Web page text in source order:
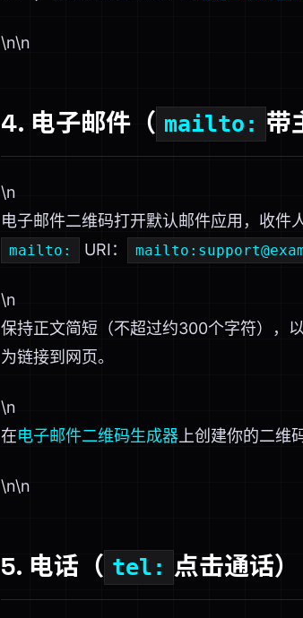
\n\n
4. 电子邮件（ mailto: 带
\n
电子邮件二维码打开默认邮件应用，收件
mailto: URI：
\n
保持正文简短（不超过约300个字符），
为链接到网页。
\n
在电子邮件二维码生成器 上创建你的二维
\n\n
5. 电话（ tel: 点击通话）